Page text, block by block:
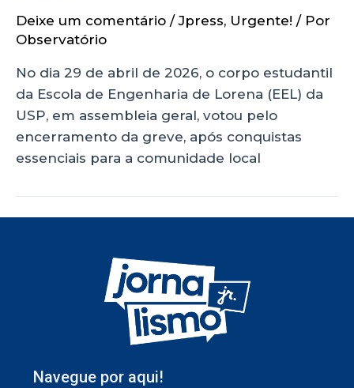
Deixe um comentário /Jpress, Urgente! / Por
Observatório
No dia 29 de abril de 2026, o corpo estudantil
da Escola de Engenharia de Lorena (EEL) da
USP, em assembleia geral, votou pelo
encerramento da greve, após conquistas
essenciais para a comunidade local
Navegue por aqui!